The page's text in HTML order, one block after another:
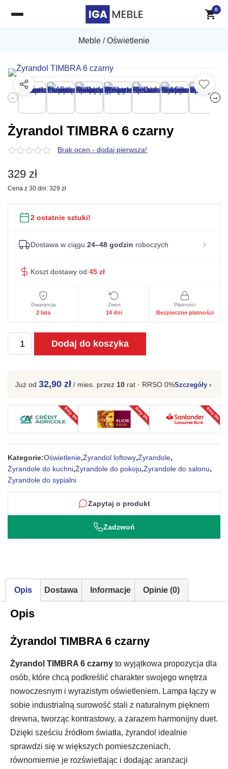
Meble /Oświetlenie
← →
Żyrandol TIMBRA 6 czarny
z
5
Brak ocen - dodaj pierwsza!
329 zł
Cena z 30 dni: 329 zł
2 ostatnie sztuki!
Dostawa w ciągu 24–48 godzin roboczych
Koszt dostawy od 45 zł
Gwarancja
2 lata
Zwrot
14 dni
Płatności
Bezpieczne płatności
ilość
Żyrandol
Dodaj do koszyka
Już od 32,90 zł / mies. przez 10 rat · RRSO 0%Szczegóły ›
Raty 0% Raty 0% Raty 0%
Kategorie:Oświetlenie,Żyrandol loftowy,Żyrandole,
Żyrandole do kuchni,Żyrandole do pokoju,Żyrandole do salonu,
Żyrandole do sypialni
Zapytaj o produkt
Zadzwoń
Opis Dostawa Informacje Opinie (0)
Opis
Żyrandol TIMBRA 6 czarny
Żyrandol TIMBRA 6 czarny to wyjątkowa propozycja dla
osób, które chcą podkreślić charakter swojego wnętrza
nowoczesnym i wyrazistym oświetleniem. Lampa łączy w
sobie industrialną surowość stali z naturalnym pięknem
drewna, tworząc kontrastowy, a zarazem harmonijny duet.
Dzięki sześciu źródłom światła, żyrandol idealnie
sprawdzi się w większych pomieszczeniach,
równomiernie je rozświetlając i dodając aranżacji
0